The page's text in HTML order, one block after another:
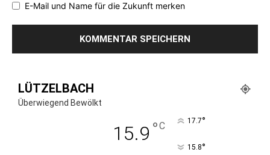
E-Mail und Name für die Zukunft merken
LÜTZELBACH
Überwiegend Bewölkt
15.9 °C 17.7°
15.8°